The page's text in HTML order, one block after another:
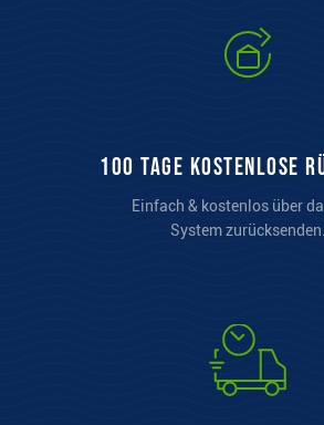
100 Tage kostenlose
Einfach & kostenlos über
System zurücksenden.